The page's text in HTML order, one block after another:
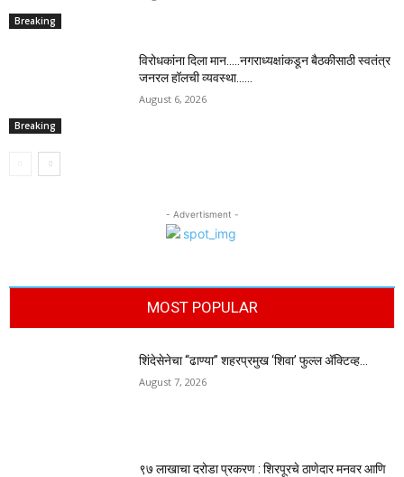
Breaking
Breaking
विरोधकांना दिला मान…..नगराध्यक्षांकडून बैठकीसाठी स्वतंत्र
जनरल हॉलची व्यवस्था……
August 6, 2026
- Advertisment -
MOST POPULAR
शिंदेसेनेचा “ढाण्या” शहरप्रमुख ‘शिवा’ फुल्ल ॲक्टिव्ह…
August 7, 2026
९७ लाखाचा दरोडा प्रकरण : शिरपूरचे ठाणेदार मनवर आणि